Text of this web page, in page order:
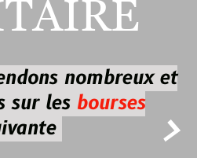

nombreux et
sur les bourses